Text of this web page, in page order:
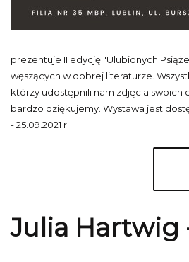
prezentuje II edycję "Ulubionych
węszących w dobrej literaturze.
którzy udostępnili nam zdjęcia swoich
bardzo dziękujemy. Wystawa jest
- 25.09.2021 r.
Julia Hartwig